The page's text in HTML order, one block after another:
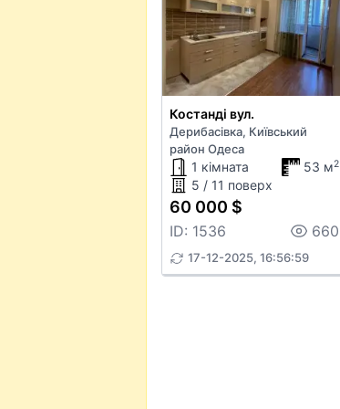
Костанді вул.
Дерибасівка, Київський
район Одеса
1 кімната 53 м2
5 / 11 поверх
60 000 $
ID: 1536 660
17-12-2025, 16:56:59